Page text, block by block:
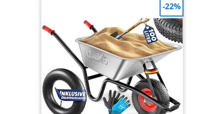
maniabilité et sécurité, cette brouette jardin
transforme votre brouette de jardin en véritable
alliée tout-terrain, aussi pratique qu'une brouette
pliable pour tous vos gros travaux. CONFORT DE
ROULAGE DURABLE : Ce chariot pliable reste fluide
grâce à sa roue à chambre a air de 39 cm et son
pneu gonflable cranté, idéal pour un jardin
accidenté, les graviers ou la boue, afin de
transporter sans effort charges, outils et
matériaux. UN SEUL OUTIL, MILLE USAGES : En
complément d'un diable pliant, cette brouette
accompagne tracteur tondeuse, tondeuses et
tracteurs pour évacuer herbe, bois ou terre et
simplifier vos projets d'aménagement extérieur,
en vous faisant gagner du temps.
-22%